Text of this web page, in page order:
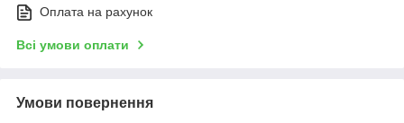
Оплата на рахунок
Всі умови оплати
Умови повернення